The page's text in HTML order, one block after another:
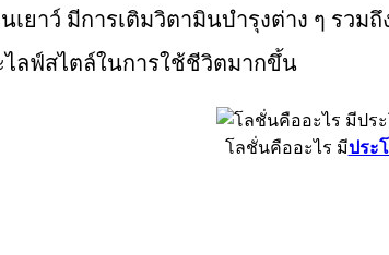
เยาว์ มีการเติมวิตามินบำรุงต่าง ๆ ร
ลฟ์สไตล์ในการใช้ชีวิตมากขึ้น
โลชั่นคืออะไร มีประ